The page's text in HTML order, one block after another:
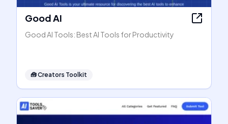
Good AI
Good AI Tools: Best AI Tools for Productivity
🧰Creators Toolkit